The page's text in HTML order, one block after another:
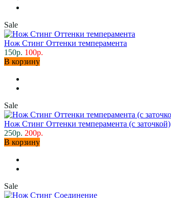
Sale
Нож Стинг Оттенки темперамента
150р. 100р.
В корзину
Sale
Нож Стинг Оттенки темперамента (с заточкой)
250р. 200р.
В корзину
Sale